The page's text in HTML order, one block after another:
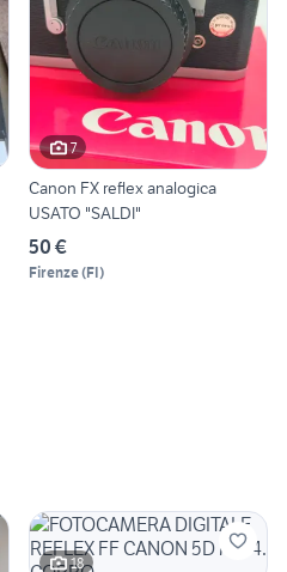
7
Canon FX reflex analogica
USATO "SALDI"
50 €
Firenze(FI)
18